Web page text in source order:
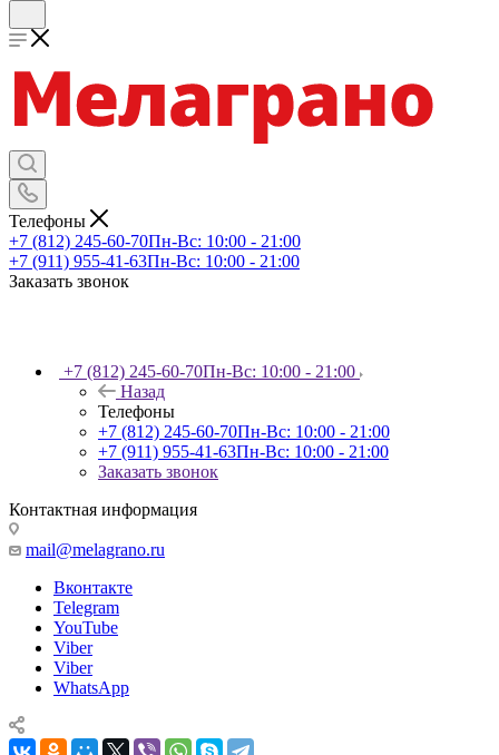
Телефоны
+7 (812) 245-60-70Пн-Вс: 10:00 - 21:00
+7 (911) 955-41-63Пн-Вс: 10:00 - 21:00
Заказать звонок
+7 (812) 245-60-70Пн-Вс: 10:00 - 21:00
Назад
Телефоны
+7 (812) 245-60-70Пн-Вс: 10:00 - 21:00
+7 (911) 955-41-63Пн-Вс: 10:00 - 21:00
Заказать звонок
Контактная информация
mail@melagrano.ru
Вконтакте
Telegram
YouTube
Viber
Viber
WhatsApp